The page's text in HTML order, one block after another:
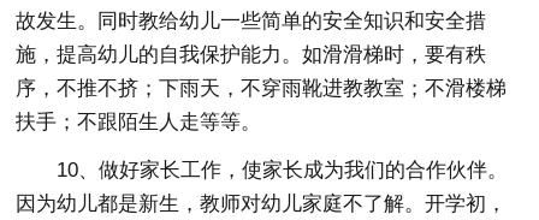
故发生。同时教给幼儿一些简单的安全知识和安全措
施，提高幼儿的自我保护能力。如滑滑梯时，要有秩
序，不推不挤；下雨天，不穿雨靴进教教室；不滑楼梯
扶手；不跟陌生人走等等。
10、做好家长工作，使家长成为我们的合作伙伴。
因为幼儿都是新生，教师对幼儿家庭不了解。开学初，